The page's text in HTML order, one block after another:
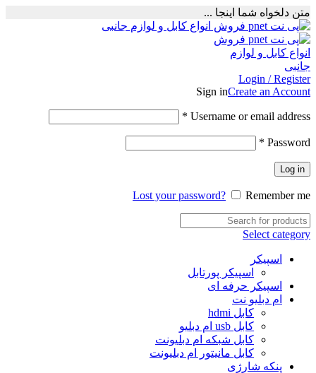
متن دلخواه شما اینجا ...
Login / Register
Sign inCreate an Account
Username or email address
*
Password
*
Log in
Lost your password? Remember me
Select category
اسپیکر
اسپیکر پورتابل
اسپیکر حرفه ای
ام دبلیو نت
کابل hdmi
کابل usb ام دبلیو
کابل شبکه ام دبلیونت
کابل مانیتور ام دبلیونت
پنکه شارژی